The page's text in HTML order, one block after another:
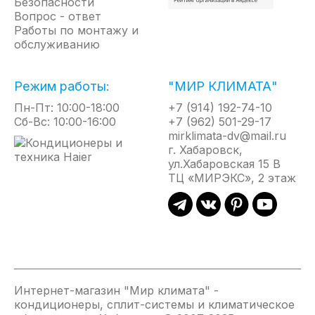
У кондиционеров этой серии есть полезная
особенность — наличие вертикальных жалюзи.
Они помогают равномерно распределять
постоянной температуры. Положение жалюзи
можно легко менять, чтобы быстро настроить
направление воздушного потока в зависимости
от ситуации и расположения людей в помещении.
Энергоэффективность класса А
Автоматическое испарение конденсата
Фреон R290: экологически чистое решение для
2 скорости вентилятора
Регулировка воздушного потока
Вопрос - ответ
Работы по монтажу и
обслуживанию
Режим работы:
Пн-Пт: 10:00-18:00
Сб-Вс: 10:00-16:00
"МИР КЛИМАТА"
+7 (914) 192-74-10
+7 (962) 501-29-17
mirklimata-dv@mail.ru
г. Хабаровск,
ул.Хабаровская 15 В
ТЦ «МИРЭКС», 2 этаж
Интернет-магазин "Мир климата" -
кондиционеры, сплит-системы и климатическое